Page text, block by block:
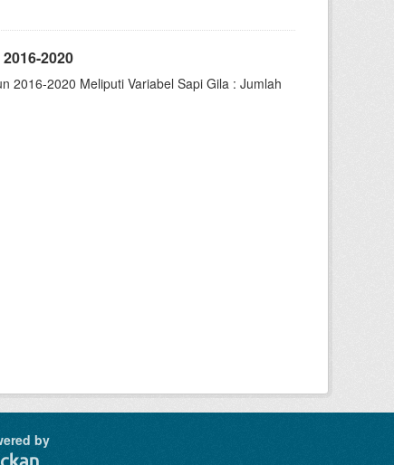
2020
2016-2020 Meliputi Variabel Sapi Gila : Jumlah
by